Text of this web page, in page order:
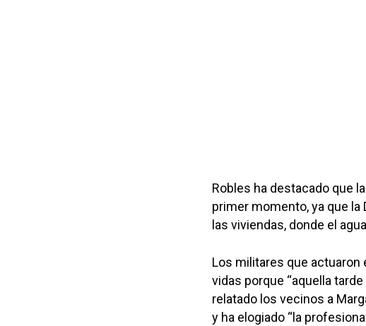
Robles ha destacado que
primer momento, ya que la
las viviendas, donde el
Los militares que
vidas porque “aquella
relatado los vecinos a
y ha elogiado “la